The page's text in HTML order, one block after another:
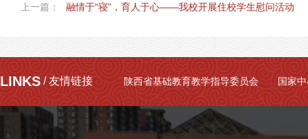
上一篇： 融情于“寝”，育人于心——我校开展住校学生慰问活动
LINKS / 友情链接 陕西省基础教育教学指导委员会 国家